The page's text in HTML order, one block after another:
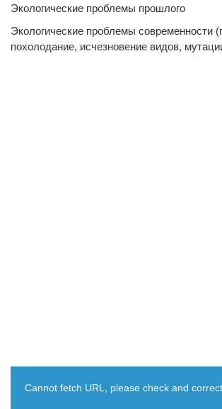
Экологические проблемы прошлого
Экологические проблемы современности
похолодание, исчезновение видов,
Cannot fetch URL, please check and correct